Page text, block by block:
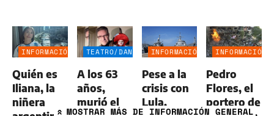
INFORMACIÓN
Quién es
Iliana, la
niñera
TEATRO/DANZA
A los 63
años,
murió el
INFORMACIÓN
Pese a la
crisis con
Lula,
INFORMACIÓN
Pedro
Flores, el
portero de
» MOSTRAR MÁS DE INFORMACIÓN GENERAL